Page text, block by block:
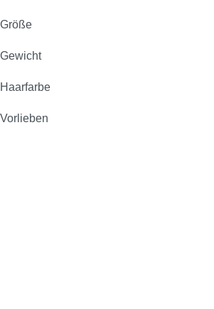
Größe
Gewicht
Haarfarbe
Vorlieben